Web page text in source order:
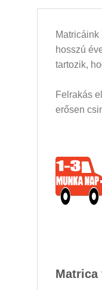
hosszú
tartozik,
Felrakás
erősen
Matrica